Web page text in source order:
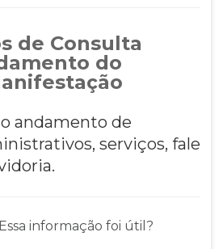
de Consulta
do
o andamento de
serviços, fale
Essa informação foi útil?